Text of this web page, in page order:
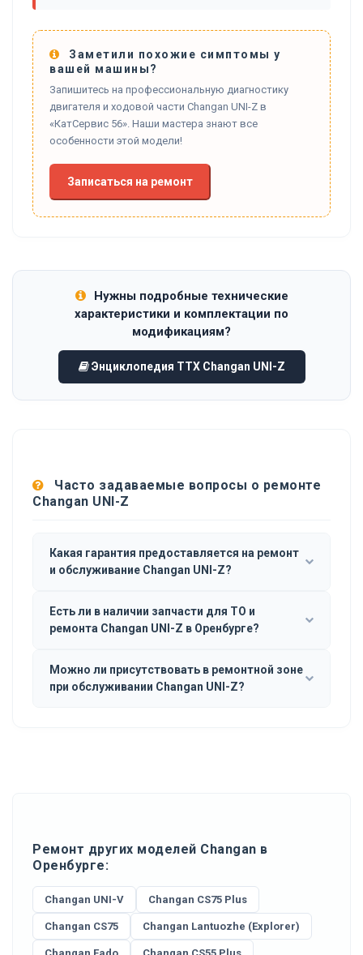
Заметили похожие симптомы у
вашей машины?
Запишитесь на профессиональную диагностику
двигателя и ходовой части Changan UNI-Z в
«КатСервис 56». Наши мастера знают все
особенности этой модели!
Записаться на ремонт
Нужны подробные технические
характеристики и комплектации по
модификациям?
Энциклопедия ТТХ Changan UNI-Z
Часто задаваемые вопросы о ремонте
Changan UNI-Z
Какая гарантия предоставляется на ремонт
и обслуживание Changan UNI-Z?
Есть ли в наличии запчасти для ТО и
ремонта Changan UNI-Z в Оренбурге?
Можно ли присутствовать в ремонтной зоне
при обслуживании Changan UNI-Z?
Ремонт других моделей Changan в
Оренбурге:
Changan UNI-V Changan CS75 Plus
Changan CS75 Changan Lantuozhe (Explorer)
Changan Eado Changan CS55 Plus